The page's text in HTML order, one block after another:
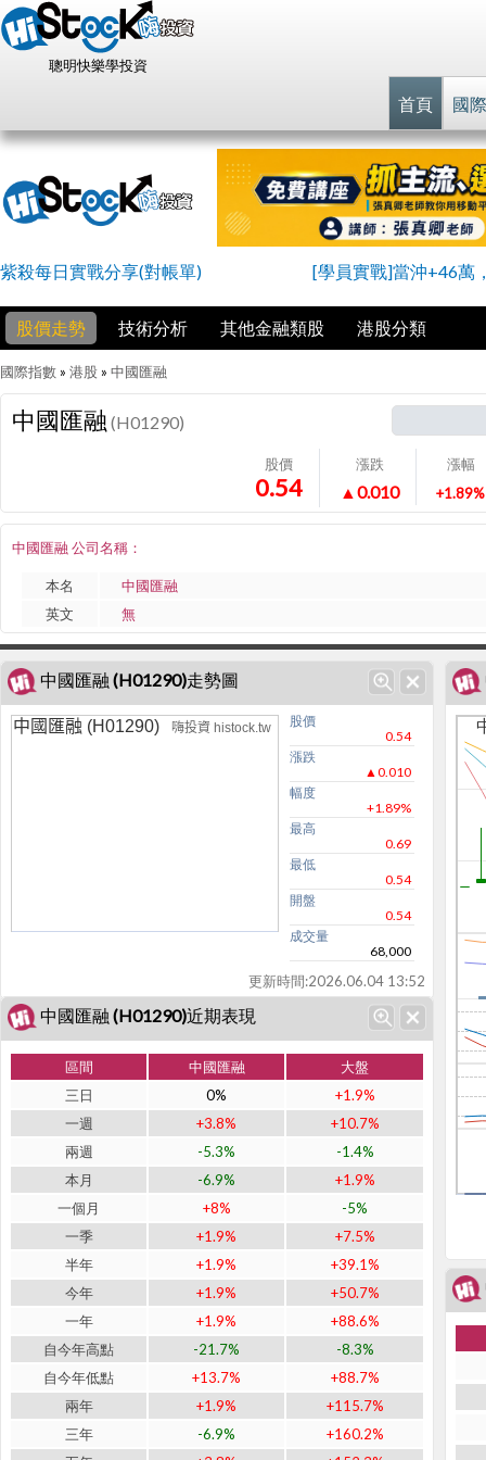
聰明快樂學投資
首頁 國
紫殺每日實戰分享(對帳單) [學員實戰]當沖+46萬
股價走勢 技術分析 其他金融類股 港股分類
國際指數 » 港股 » 中國匯融
中國匯融 (H01290)
股價
0.54
漲跌
▲0.010
漲幅
+1.89%
中國匯融 公司名稱：
本名
中國匯融
英文
無
中國匯融 (H01290)走勢圖
中國匯融 (H01290) 嗨投資 histock.tw
股價
0.54
漲跌
▲0.010
幅度
+1.89%
最高
0.69
最低
0.54
開盤
0.54
成交量
68,000
更新時間:2026.06.04 13:52
中國匯融 (H01290)近期表現
區間 中國匯融
大盤
三日
0%
+1.9%
一週
+3.8%
+10.7%
兩週
-5.3%
-1.4%
本月
-6.9%
+1.9%
一個月
+8%
-5%
一季
+1.9%
+7.5%
半年
+1.9%
+39.1%
今年
+1.9%
+50.7%
一年
+1.9%
+88.6%
自今年高點
-21.7%
-8.3%
自今年低點
+13.7%
+88.7%
兩年
+1.9%
+115.7%
三年
-6.9%
+160.2%